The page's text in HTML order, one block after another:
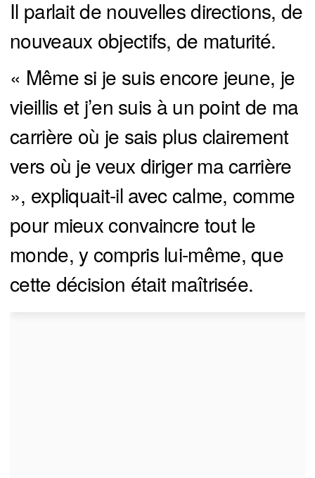
Il parlait de nouvelles directions, de
nouveaux objectifs, de maturité.
« Même si je suis encore jeune, je
vieillis et j’en suis à un point de ma
carrière où je sais plus clairement
vers où je veux diriger ma carrière
», expliquait-il avec calme, comme
pour mieux convaincre tout le
monde, y compris lui-même, que
cette décision était maîtrisée.